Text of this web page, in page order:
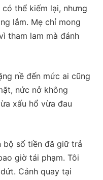
thể kiếm lại, nhưng
lắm. Mẹ chỉ mong
tham lam mà đánh
nề đến mức ai cũng
nức nở không
xấu hổ vừa đau
bộ số tiền đã giữ trả
giờ tái phạm. Tôi
Cảnh quay tại